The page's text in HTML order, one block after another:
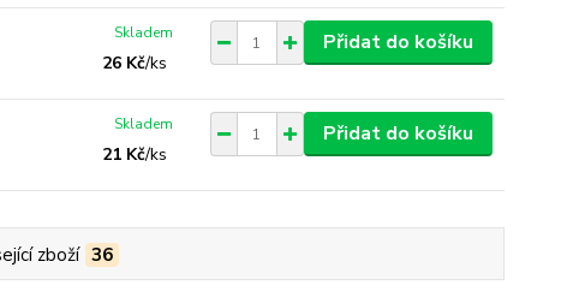
26 Kč/ks
Skladem Přidat do košíku
21 Kč/ks
Skladem Přidat do košíku
zboží 36